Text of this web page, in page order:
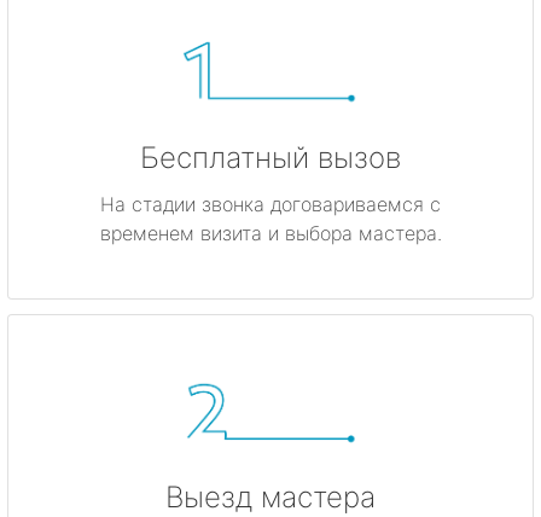
Бесплатный вызов
На стадии звонка договариваемся с
временем визита и выбора мастера.
Выезд мастера